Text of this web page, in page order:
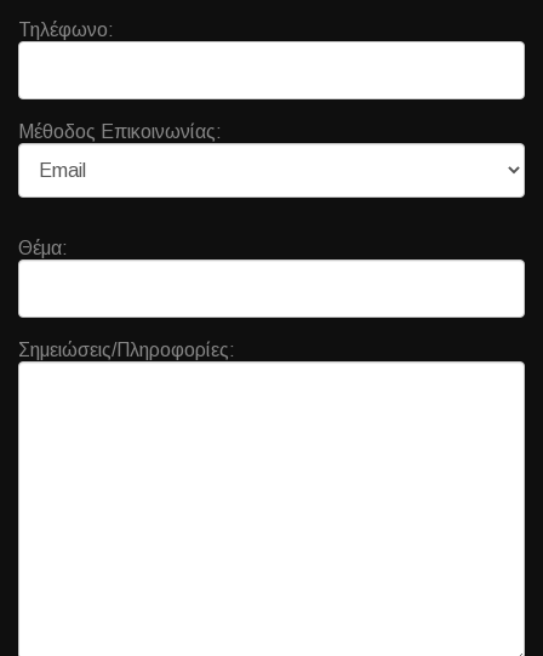
Τηλέφωνο:
Μέθοδος Επικοινωνίας:
Θέμα:
Σημειώσεις/Πληροφορίες: